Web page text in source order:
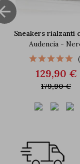
Sneakers rialzanti
Audencia -
129,90 €
179,90 €